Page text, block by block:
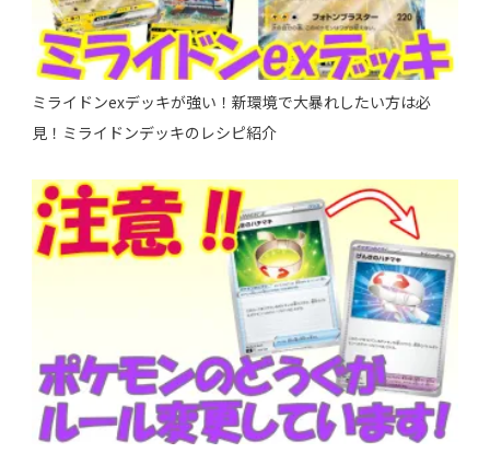
ミライドンexデッキが強い！新環境で大暴れしたい方は必
見！ミライドンデッキのレシピ紹介